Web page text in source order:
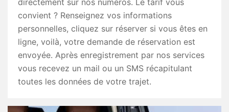
directement sur nos numéros. Le tarif vous
convient ? Renseignez vos informations
personnelles, cliquez sur réserver si vous êtes en
ligne, voilà, votre demande de réservation est
envoyée. Après enregistrement par nos services
vous recevez un mail ou un SMS récapitulant
toutes les données de votre trajet.